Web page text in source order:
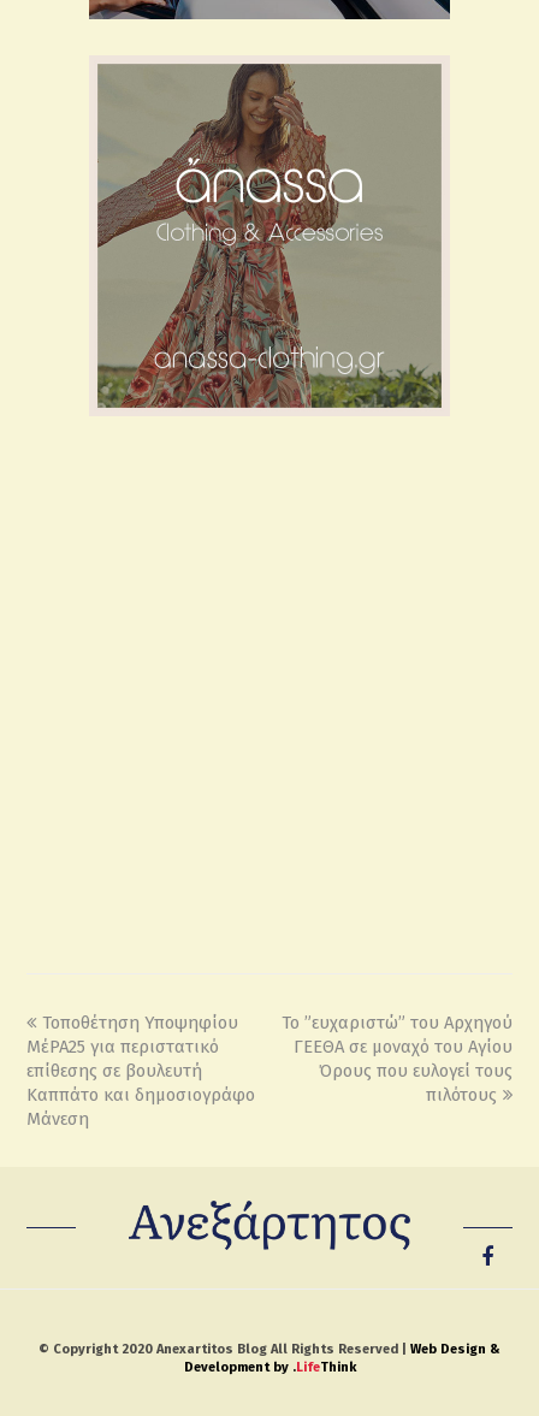
Τοποθέτηση Υποψηφίου
ΜέΡΑ25 για περιστατικό
επίθεσης σε βουλευτή
Καππάτο και δημοσιογράφο
Μάνεση
To ”ευχαριστώ” του Αρχηγού
ΓΕΕΘΑ σε μοναχό του Αγίου
Όρους που ευλογεί τους
πιλότους
© Copyright 2020 Anexartitos Blog All Rights Reserved | Web Design &
Development by .LifeThink